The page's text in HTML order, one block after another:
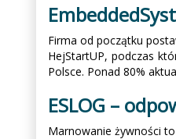
Firma od początku
HejStartUP, podczas
Polsce. Ponad 80%
ESLOG –
Marnowanie żywności